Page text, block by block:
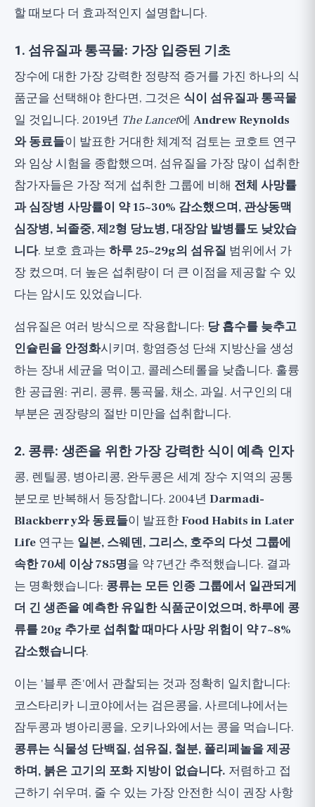
할 때보다 더 효과적인지 설명합니다.
1. 섬유질과 통곡물: 가장 입증된 기초
장수에 대한 가장 강력한 정량적 증거를 가진 하나의 식
품군을 선택해야 한다면, 그것은 식이 섬유질과 통곡물
일 것입니다. 2019년 The Lancet에 Andrew Reynolds
와 동료들이 발표한 거대한 체계적 검토는 코호트 연구
와 임상 시험을 종합했으며, 섬유질을 가장 많이 섭취한
참가자들은 가장 적게 섭취한 그룹에 비해 전체 사망률
과 심장병 사망률이 약 15~30% 감소했으며, 관상동맥
심장병, 뇌졸중, 제2형 당뇨병, 대장암 발병률도 낮았습
니다. 보호 효과는 하루 25~29g의 섬유질 범위에서 가
장 컸으며, 더 높은 섭취량이 더 큰 이점을 제공할 수 있
다는 암시도 있었습니다.
섬유질은 여러 방식으로 작용합니다: 당 흡수를 늦추고
인슐린을 안정화시키며, 항염증성 단쇄 지방산을 생성
하는 장내 세균을 먹이고, 콜레스테롤을 낮춥니다. 훌륭
한 공급원: 귀리, 콩류, 통곡물, 채소, 과일. 서구인의 대
부분은 권장량의 절반 미만을 섭취합니다.
2. 콩류: 생존을 위한 가장 강력한 식이 예측 인자
콩, 렌틸콩, 병아리콩, 완두콩은 세계 장수 지역의 공통
분모로 반복해서 등장합니다. 2004년 Darmadi-
Blackberry와 동료들이 발표한Food Habits in Later
Life 연구는 일본, 스웨덴, 그리스, 호주의 다섯 그룹에
속한 70세 이상 785명을 약 7년간 추적했습니다. 결과
는 명확했습니다: 콩류는 모든 인종 그룹에서 일관되게
더 긴 생존을 예측한 유일한 식품군이었으며, 하루에 콩
류를 20g 추가로 섭취할 때마다 사망 위험이 약 7~8%
감소했습니다.
이는 '블루 존'에서 관찰되는 것과 정확히 일치합니다:
코스타리카 니코야에서는 검은콩을, 사르데냐에서는
잠두콩과 병아리콩을, 오키나와에서는 콩을 먹습니다.
콩류는 식물성 단백질, 섬유질, 철분, 폴리페놀을 제공
하며, 붉은 고기의 포화 지방이 없습니다. 저렴하고 접
근하기 쉬우며, 줄 수 있는 가장 안전한 식이 권장 사항